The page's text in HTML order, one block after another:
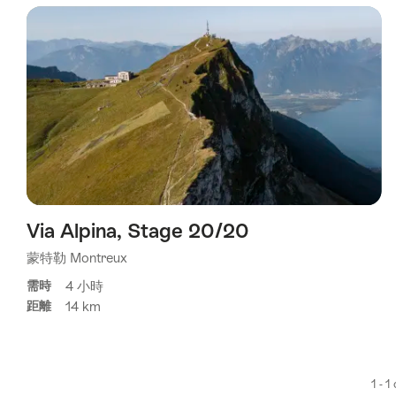
using
following
tags
Via Alpina, Stage 20/20
蒙特勒 Montreux
需時 4 小時
距離 14 km
1 - 1